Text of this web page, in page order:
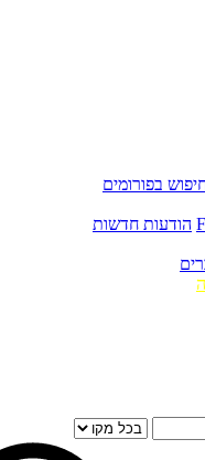
בפורומים
הודעות חדשות